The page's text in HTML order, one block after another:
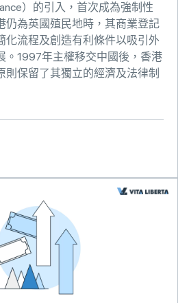
）的引入，首次成為強制性
仍為英國殖民地時，其商業登記
化流程及創造有利條件以吸引外
。1997年主權移交中國後，香港
則保留了其獨立的經濟及法律制